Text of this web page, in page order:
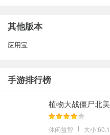
其他版本
应用宝
手游排行榜
植物大战僵尸北
休闲益智 大小